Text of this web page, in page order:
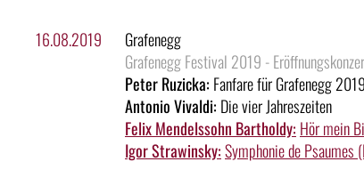
16.08.2019
Grafenegg
Grafenegg Festival 2019 -
Peter Ruzicka: Fanfare für Grafenegg
Antonio Vivaldi: Die vier Jahreszeiten
Felix Mendelssohn Bartholdy: Hör mein
Igor Strawinsky:Symphonie de Psaumes